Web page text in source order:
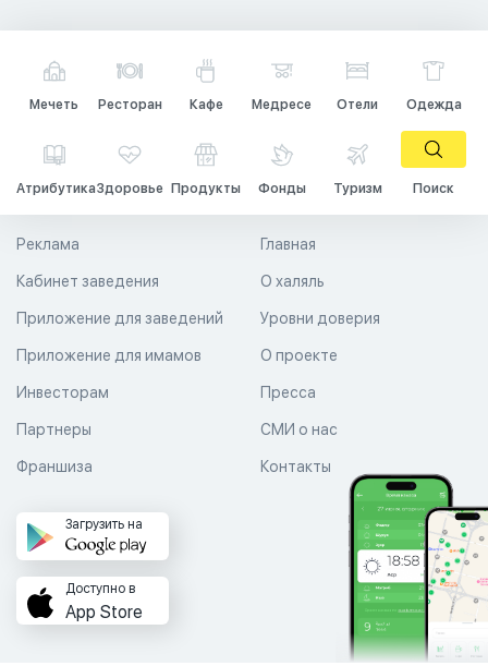
Мечеть Ресторан Кафе Медресе Отели Одежда
АтрибутикаЗдоровье Продукты Фонды Туризм Поиск
Главная
О халяль
Уровни доверия
Реклама
Кабинет заведения
Приложение для заведений
Приложение для имамов О проекте
Пресса
СМИ о нас
Контакты
Инвесторам
Партнеры
Франшиза
Загрузить на
Доступно в
App Store